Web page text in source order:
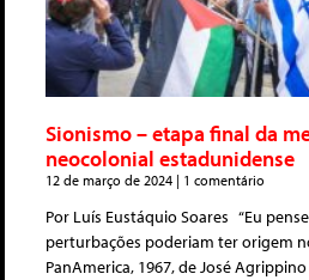
Sionismo – etapa final da
neocolonial estadunidense
12 de março de 2024 1 comentário
Por Luís Eustáquio Soares “Eu
perturbações poderiam ter origem
PanAmerica, 1967, de José Agrippino